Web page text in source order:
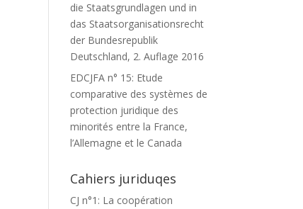
die Staatsgrundlagen und in
das Staatsorganisationsrecht
der Bundesrepublik
Deutschland, 2. Auflage 2016
EDCJFA n° 15: Etude
comparative des systèmes de
protection juridique des
minorités entre la France,
l’Allemagne et le Canada
Cahiers juriduqes
CJ n°1: La coopération